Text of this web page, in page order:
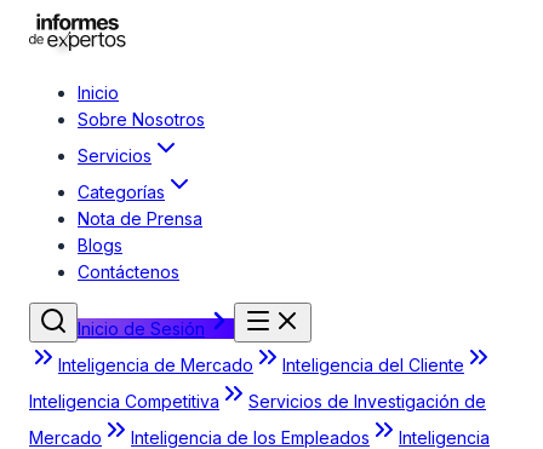
Inicio
Sobre Nosotros
Servicios
Categorías
Nota de Prensa
Blogs
Contáctenos
Inicio de Sesión
Inteligencia de Mercado
Inteligencia del Cliente
Inteligencia Competitiva
Servicios de Investigación de
Mercado
Inteligencia de los Empleados
Inteligencia